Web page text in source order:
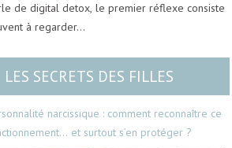
de digital detox, le premier réflexe consiste
à regarder…
LES SECRETS DES FILLES
narcissique : comment reconnaître ce
et surtout s’en protéger ?